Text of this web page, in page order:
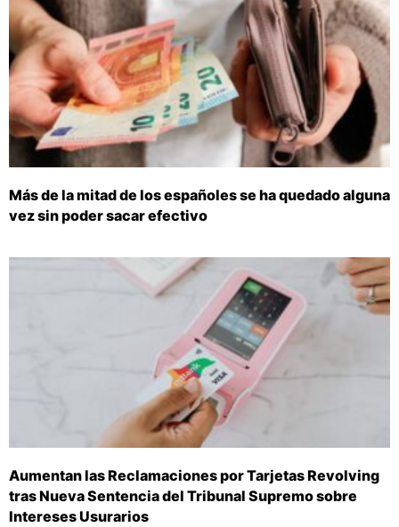
Más de la mitad de los españoles se ha quedado alguna
vez sin poder sacar efectivo
Aumentan las Reclamaciones por Tarjetas Revolving
tras Nueva Sentencia del Tribunal Supremo sobre
Intereses Usurarios